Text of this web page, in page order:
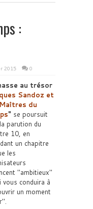
:
2015 0
au trésor
Sandoz et
du
se poursuit
parution du
10, en
un chapitre
les
ambitieux
vous conduira à
un moment
.